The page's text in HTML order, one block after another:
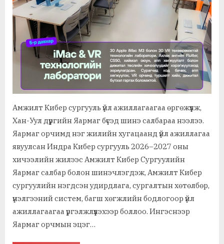
Амжилт Кибер сургууль үйл ажиллагаагаа өргөжүүлж,
Хан-Уул дүүргийн Яармаг бүсэд шинэ салбараа нээлээ.
Яармаг орчимд нэг жилийн хугацаанд үйл ажиллагаа
явуулсан Индра Кибер сургууль 2026–2027 оны
хичээлийн жилээс Амжилт Кибер Сургуулийн
Яармаг салбар болон шинэчлэгдэж, Амжилт Кибер
сургуулийн нэгдсэн удирдлага, сургалтын хөтөлбөр,
үнэлгээний систем, багш хөгжлийн бодлогоор үйл
ажиллагаагаа үргэлжлүүлэхээр боллоо. Ингэснээр
Яармаг орчмын эцэг…